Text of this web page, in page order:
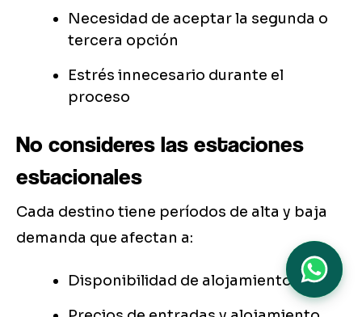
Necesidad de aceptar la segunda o
tercera opción
Estrés innecesario durante el
proceso
No consideres las estaciones
estacionales
Cada destino tiene períodos de alta y baja
demanda que afectan a:
Disponibilidad de alojamiento